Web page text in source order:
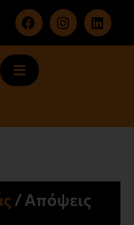
/Απόψεις